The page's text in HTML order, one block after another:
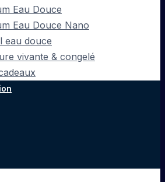
Eau Douce
Eau Douce Nano
eau douce
vivante & congelé